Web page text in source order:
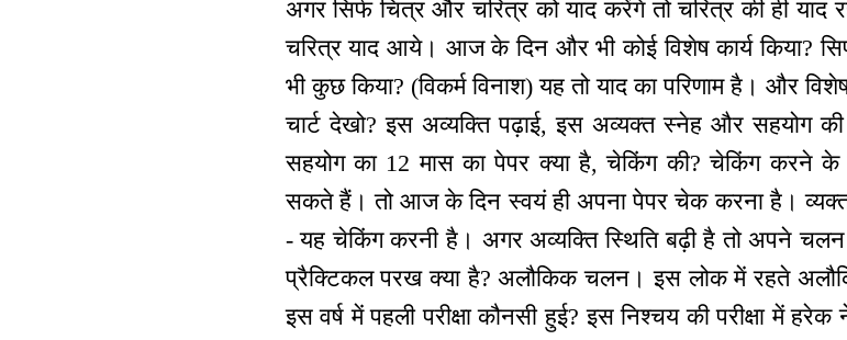
अगर सिर्फ चित्र और चरित्र को याद करेंगे तो चरित्र की ही
चरित्र याद आये। आज के दिन और भी कोई विशेष कार्य किया?
भी कुछ किया? (विकर्म विनाश) यह तो याद का परिणाम है। और
चार्ट देखो? इस अव्यक्ति पढ़ाई, इस अव्यक्त स्नेह और सहयोग
सहयोग का 12 मास का पेपर क्या है, चेकिंग की? चेकिंग करने
सकते हैं। तो आज के दिन स्वयं ही अपना पेपर चेक करना है।
- यह चेकिंग करनी है। अगर अव्यक्ति स्थिति बढ़ी है तो अपने
प्रैक्टिकल परख क्या है? अलौकिक चलन। इस लोक में रहते
इस वर्ष में पहली परीक्षा कौनसी हुई? इस निश्चय की परीक्षा में